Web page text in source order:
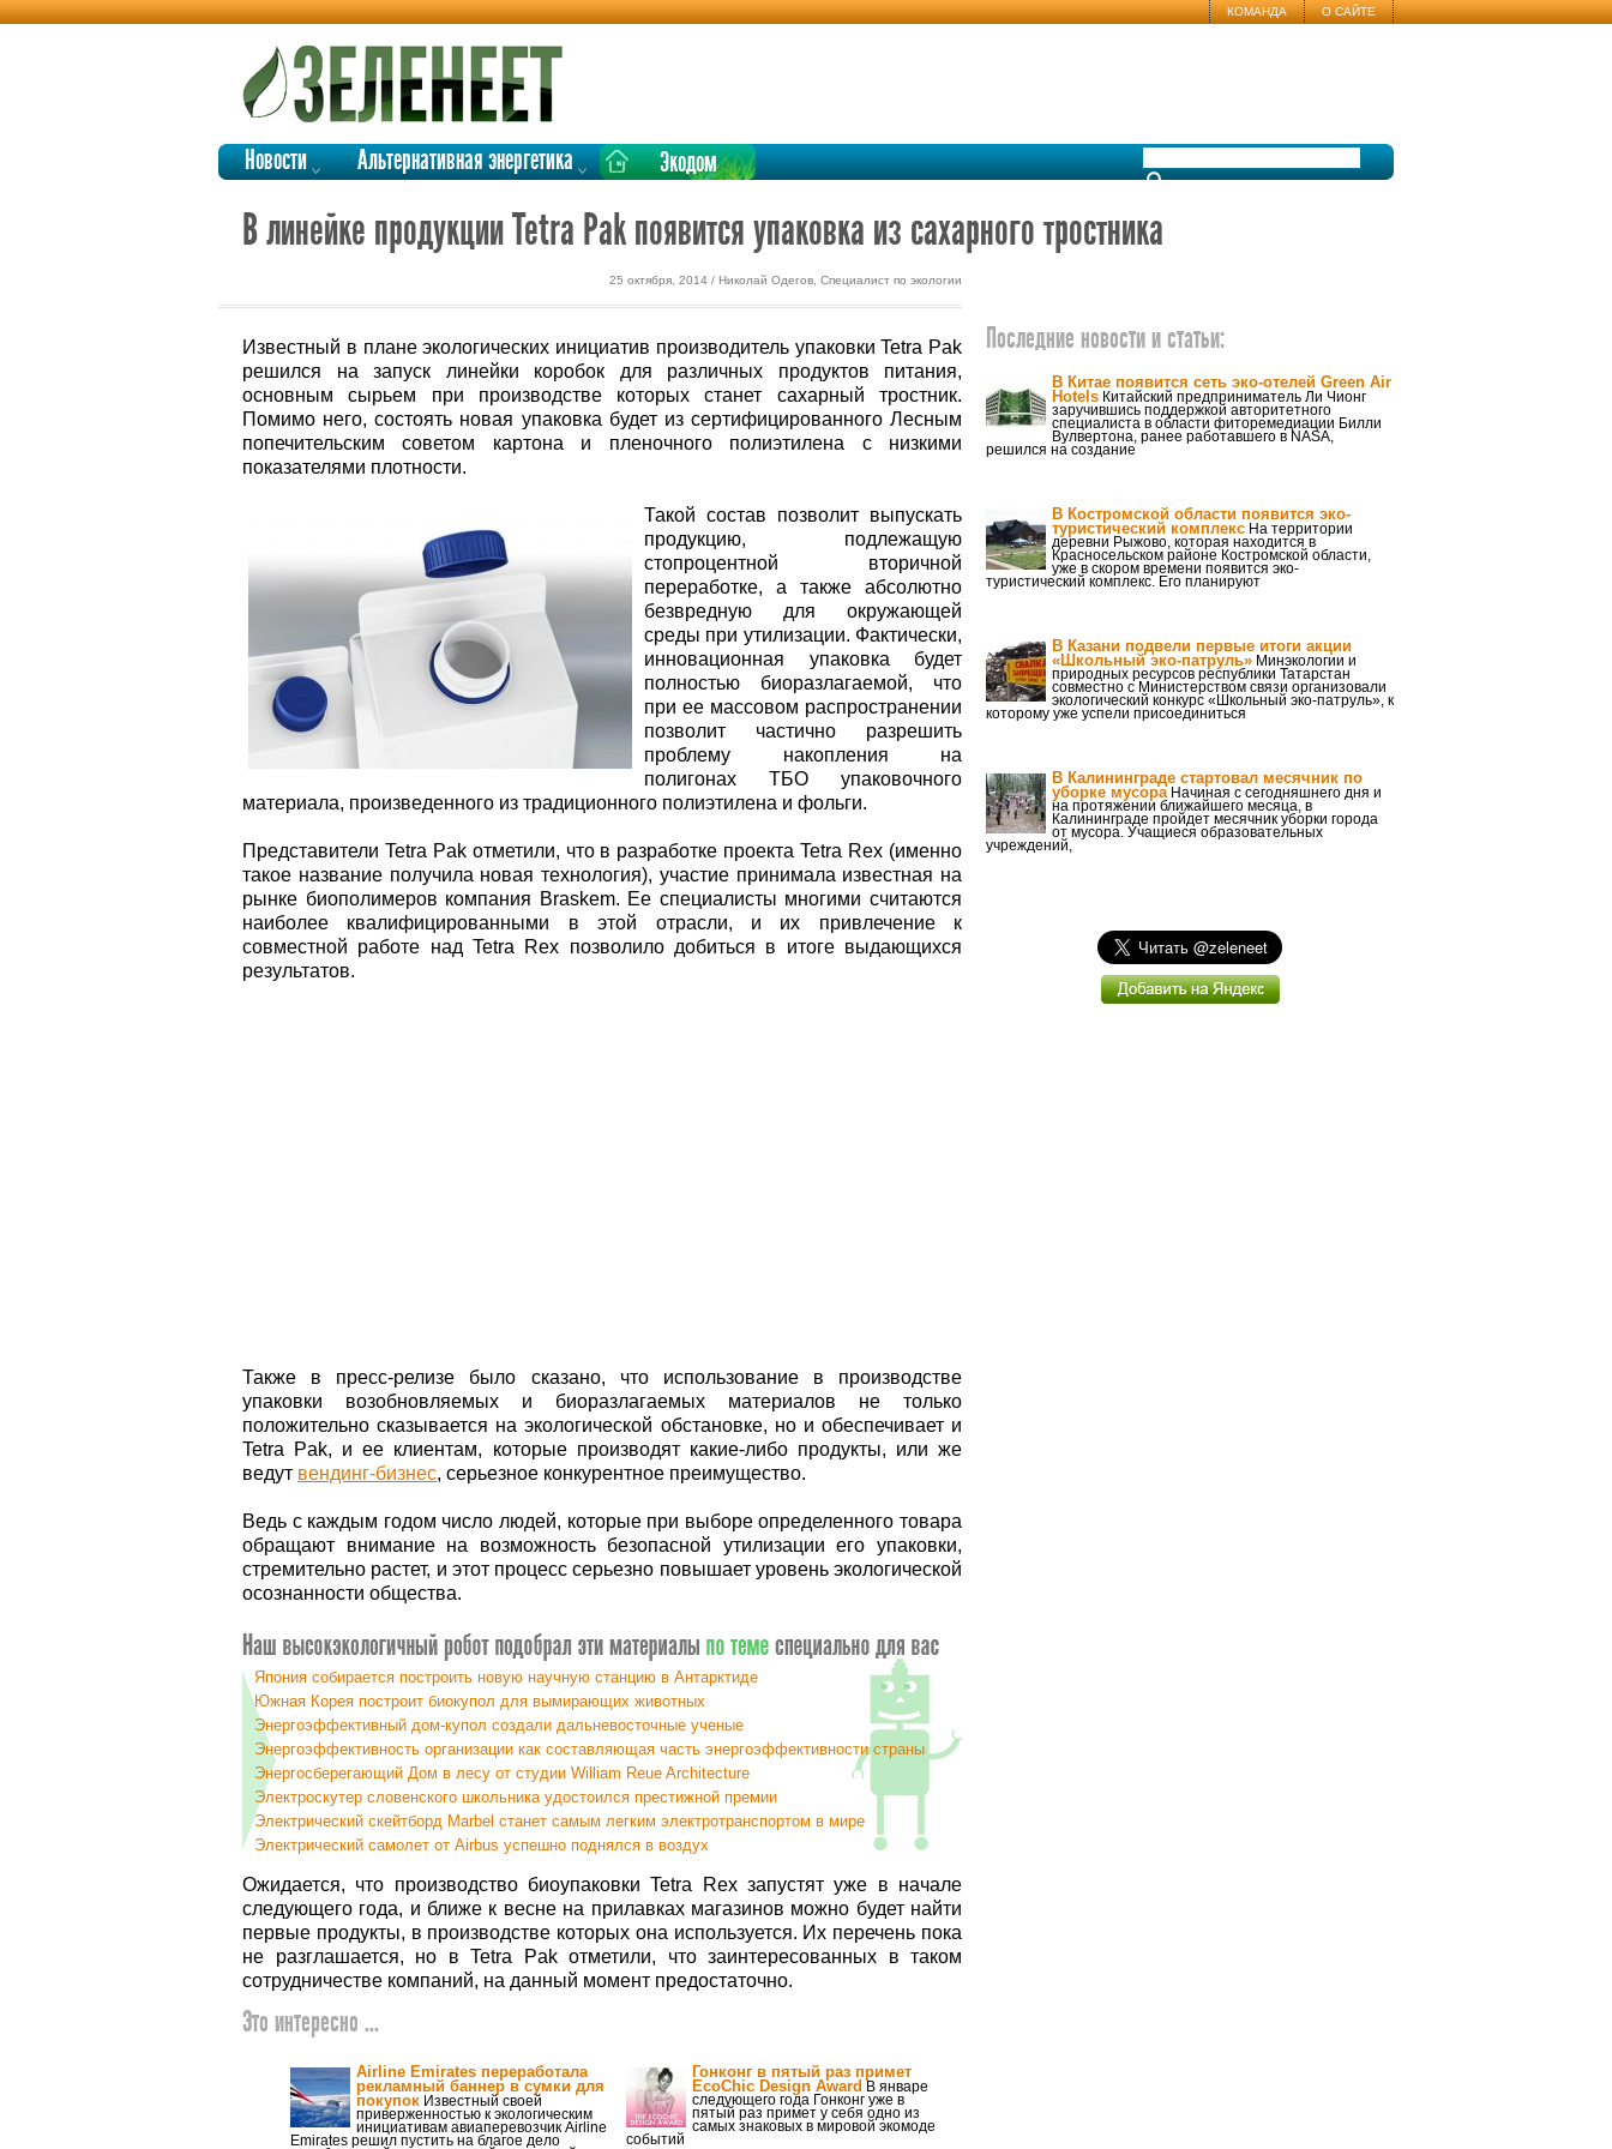
КОМАНДА О САЙТЕ
Новости Альтернативная энергетика Экодом
В линейке продукции Tetra Pak появится упаковка из сахарного тростника
25 октября, 2014 / Николай Одегов, Специалист по экологии
Известный в плане экологических инициатив производитель упаковки Tetra Pak
решился на запуск линейки коробок для различных продуктов питания,
основным сырьем при производстве которых станет сахарный тростник.
Помимо него, состоять новая упаковка будет из сертифицированного Лесным
попечительским советом картона и пленочного полиэтилена с низкими
показателями плотности.
Такой состав позволит выпускать
продукцию, подлежащую
стопроцентной вторичной
переработке, а также абсолютно
безвредную для окружающей
среды при утилизации. Фактически,
инновационная упаковка будет
полностью биоразлагаемой, что
при ее массовом распространении
позволит частично разрешить
проблему накопления на
полигонах ТБО упаковочного
материала, произведенного из традиционного полиэтилена и фольги.
Представители Tetra Pak отметили, что в разработке проекта Tetra Rex (именно
такое название получила новая технология), участие принимала известная на
рынке биополимеров компания Braskem. Ее специалисты многими считаются
наиболее квалифицированными в этой отрасли, и их привлечение к
совместной работе над Tetra Rex позволило добиться в итоге выдающихся
результатов.
Также в пресс-релизе было сказано, что использование в производстве
упаковки возобновляемых и биоразлагаемых материалов не только
положительно сказывается на экологической обстановке, но и обеспечивает и
Tetra Pak, и ее клиентам, которые производят какие-либо продукты, или же
ведут вендинг-бизнес, серьезное конкурентное преимущество.
Ведь с каждым годом число людей, которые при выборе определенного товара
обращают внимание на возможность безопасной утилизации его упаковки,
стремительно растет, и этот процесс серьезно повышает уровень экологической
осознанности общества.
Япония собирается построить новую научную станцию в Антарктиде
Южная Корея построит биокупол для вымирающих животных
Энергоэффективный дом-купол создали дальневосточные ученые
Энергоэффективность организации как составляющая часть энергоэффективности страны
Энергосберегающий Дом в лесу от студии William Reue Architecture
Электроскутер словенского школьника удостоился престижной премии
Электрический скейтборд Marbel станет самым легким электротранспортом в мире
Электрический самолет от Airbus успешно поднялся в воздух
Ожидается, что производство биоупаковки Tetra Rex запустят уже в начале
следующего года, и ближе к весне на прилавках магазинов можно будет найти
первые продукты, в производстве которых она используется. Их перечень пока
не разглашается, но в Tetra Pak отметили, что заинтересованных в таком
сотрудничестве компаний, на данный момент предостаточно.
Это интересно ...
Airline Emirates переработала
рекламный баннер в сумки для
покупок Известный своей
приверженностью к экологическим
инициативам авиаперевозчик Airline
Emirates решил пустить на благое дело
Гонконг в пятый раз примет
EcoChic Design Award В январе
следующего года Гонконг уже в
пятый раз примет у себя одно из
самых знаковых в мировой экомоде
событий
Последние новости и статьи:
В Китае появится сеть эко-отелей Green Air
Hotels Китайский предприниматель Ли Чионг
заручившись поддержкой авторитетного
специалиста в области фиторемедиации Билли
Вулвертона, ранее работавшего в NASA,
решился на создание
В Костромской области появится эко-
туристический комплекс На территории
деревни Рыжово, которая находится в
Красносельском районе Костромской области,
уже в скором времени появится эко-
туристический комплекс. Его планируют
В Казани подвели первые итоги акции
«Школьный эко-патруль» Минэкологии и
природных ресурсов республики Татарстан
совместно с Министерством связи организовали
экологический конкурс «Школьный эко-патруль», к
которому уже успели присоединиться
В Калининграде стартовал месячник по
уборке мусораНачиная с сегодняшнего дня и
на протяжении ближайшего месяца, в
Калининграде пройдет месячник уборки города
от мусора. Учащиеся образовательных
учреждений,